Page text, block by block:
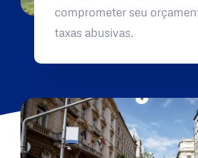
comprometer seu
taxas abusivas.